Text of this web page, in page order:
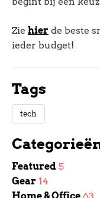
Zie hier de beste
ieder budget!
Tags
tech
Featured 5
Gear 14